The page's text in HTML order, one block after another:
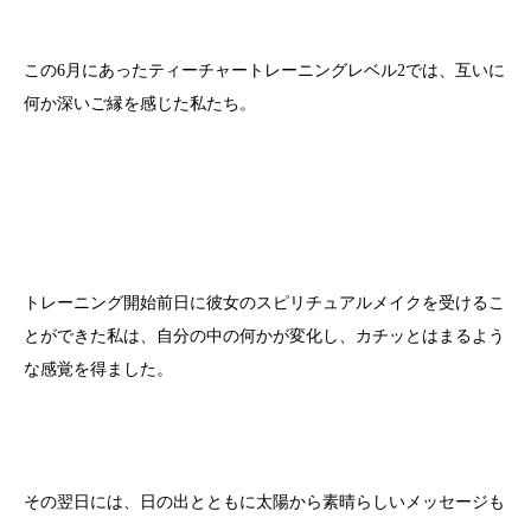
この6月にあったティーチャートレーニングレベル2では、互いに
何か深いご縁を感じた私たち。
トレーニング開始前日に彼女のスピリチュアルメイクを受けるこ
とができた私は、自分の中の何かが変化し、カチッとはまるよう
な感覚を得ました。
その翌日には、日の出とともに太陽から素晴らしいメッセージも